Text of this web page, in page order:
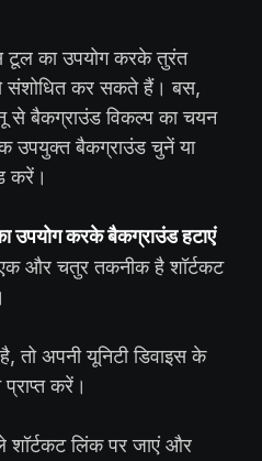
का उपयोग करके तुरंत
संशोधित कर सकते हैं। बस,
से बैकग्राउंड विकल्प का चयन
उपयुक्त बैकग्राउंड चुनें या
करें।
उपयोग करके बैकग्राउंड हटाएं
और चतुर तकनीक है शॉर्टकट
तो अपनी यूनिटी डिवाइस के
करें।
शॉर्टकट लिंक पर जाएं और